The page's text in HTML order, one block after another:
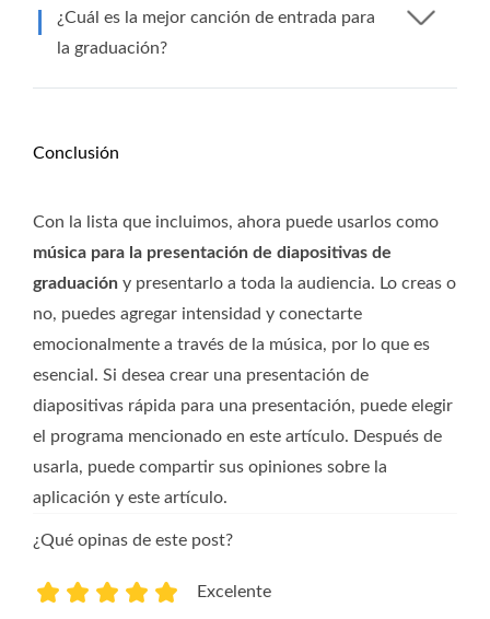
¿Cuál es la mejor canción de entrada para
la graduación?
Conclusión
Con la lista que incluimos, ahora puede usarlos como
música para la presentación de diapositivas de
graduación y presentarlo a toda la audiencia. Lo creas o
no, puedes agregar intensidad y conectarte
emocionalmente a través de la música, por lo que es
esencial. Si desea crear una presentación de
diapositivas rápida para una presentación, puede elegir
el programa mencionado en este artículo. Después de
usarla, puede compartir sus opiniones sobre la
aplicación y este artículo.
¿Qué opinas de este post?
Excelente